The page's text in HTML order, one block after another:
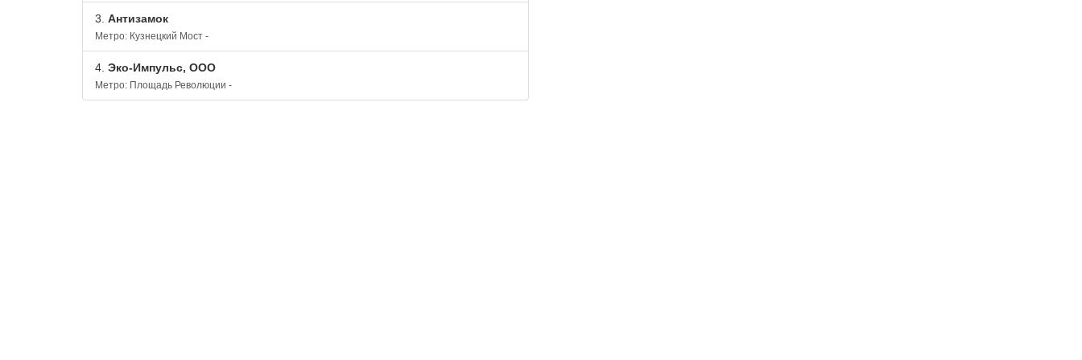
3. Антизамок
Метро: Кузнецкий Мост -
4. Эко-Импульс, ООО
Метро: Площадь Революции -